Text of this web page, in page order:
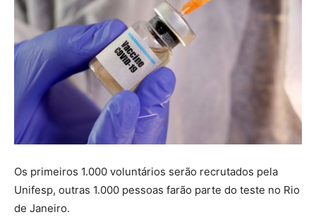
Os primeiros 1.000 voluntários serão recrutados pela
Unifesp, outras 1.000 pessoas farão parte do teste no Rio
de Janeiro.